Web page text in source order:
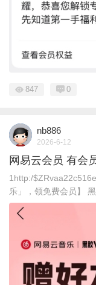
847 0
nb886
2026-6-12
网易云会员 有会
1http:/
乐」，领免费会员】